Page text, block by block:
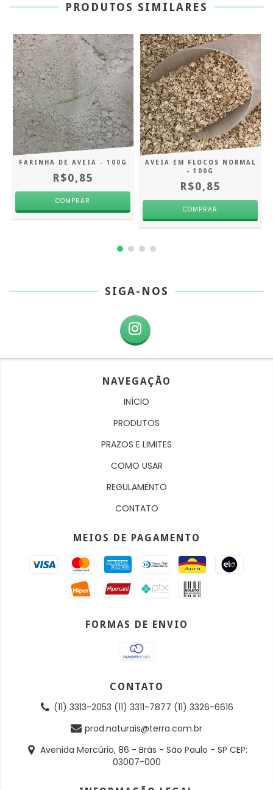
PRODUTOS SIMILARES
FARINHA DE AVEIA - 100G
R$0,85
AVEIA EM FLOCOS NORMAL
- 100G
R$0,85
SIGA-NOS
NAVEGAÇÃO
INÍCIO
PRODUTOS
PRAZOS E LIMITES
COMO USAR
REGULAMENTO
CONTATO
MEIOS DE PAGAMENTO
FORMAS DE ENVIO
CONTATO
(11) 3313-2053 (11) 3311-7877 (11) 3326-6616
prod.naturais@terra.com.br
Avenida Mercúrio, 86 - Brás - São Paulo - SP CEP:
03007-000